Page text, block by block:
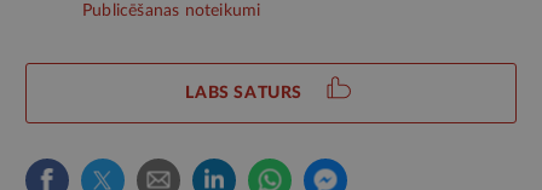
Publicēšanas noteikumi
LABS SATURS